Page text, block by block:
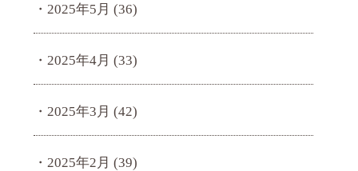
2025年5月 (36)
2025年4月 (33)
2025年3月 (42)
2025年2月 (39)